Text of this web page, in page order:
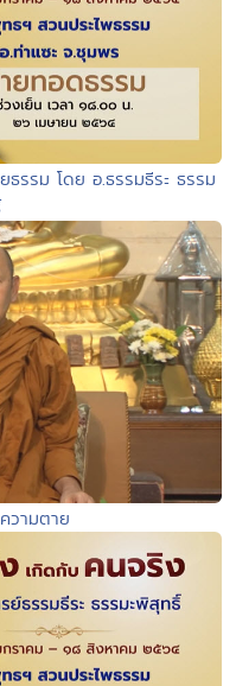
ธรรม โดย อ.ธรรมธีระ ธรรม
ความตาย